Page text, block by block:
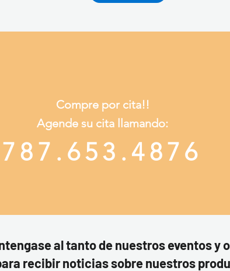
Compre por cita!!
Agende su cita llamando:
787.653.4876
al tanto de nuestros eventos y
recibir noticias sobre nuestros